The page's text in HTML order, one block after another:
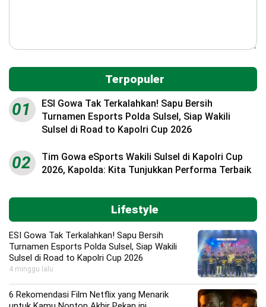
Terpopuler
01
ESI Gowa Tak Terkalahkan! Sapu Bersih
Turnamen Esports Polda Sulsel, Siap Wakili
Sulsel di Road to Kapolri Cup 2026
02
Tim Gowa eSports Wakili Sulsel di Kapolri Cup
2026, Kapolda: Kita Tunjukkan Performa Terbaik
Lifestyle
ESI Gowa Tak Terkalahkan! Sapu Bersih
Turnamen Esports Polda Sulsel, Siap Wakili
Sulsel di Road to Kapolri Cup 2026
4 minggu lalu
6 Rekomendasi Film Netflix yang Menarik